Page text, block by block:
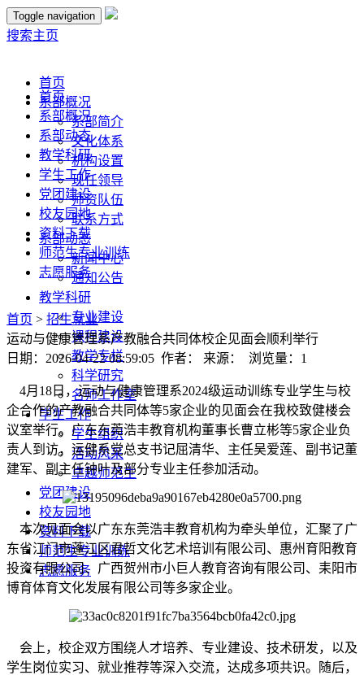
Toggle navigation
搜索主页
首页
系部概况
系部简介
文化体系
机构设置
现任领导
师资队伍
联系方式
系部动态
新闻中心
通知公告
教学科研
专业建设
课程建设
教学专栏
科学研究
名师工作室
学生工作
学生组织
活动风采
卓越师范生
党团建设
校友园地
资料下载
师范生专业训练
志愿服务
首页
系部概况
系部动态
教学科研
学生工作
党团建设
校友园地
资料下载
师范生专业训练
志愿服务
首页 > 招生就业
运动与健康管理系产教融合共同体校企见面会顺利举行
日期：2026-04-22 08:59:05 作者： 来源： 浏览量： 1
4月18日，运动与健康管理系2024级运动训练专业学生与校
企合作的产教融合共同体等5家企业的见面会在我校致健楼会
议室举行。广东东莞浩丰教育机构董事长曹立彬等5家企业负
责人到访，运健系党总支书记屈清华、主任吴爱莲、副书记董
建军、副主任钟叶及部分专业主任参加活动。
本次见面会以广东东莞浩丰教育机构为牵头单位，汇聚了广
东省江门市蓬江区君哲文化艺术培训有限公司、惠州育阳教育
投资有限公司、广西贺州市小巨人教育咨询有限公司、耒阳市
博育体育文化发展有限公司等多家企业。
会上，校企双方围绕人才培养、专业建设、技术研发，以及
学生岗位实习、就业推荐等深入交流，达成多项共识。随后，